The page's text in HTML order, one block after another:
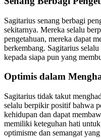
Sagitarius senang berbagi
sekitarnya. Mereka selalu
pengetahuan, mereka dapat
berkembang. Sagitarius
kepada siapa pun yang
Optimis dalam
Sagitarius tidak takut
selalu berpikir positif bahwa
kehidupan dan dapat
memiliki keteguhan hati
optimisme dan semangat